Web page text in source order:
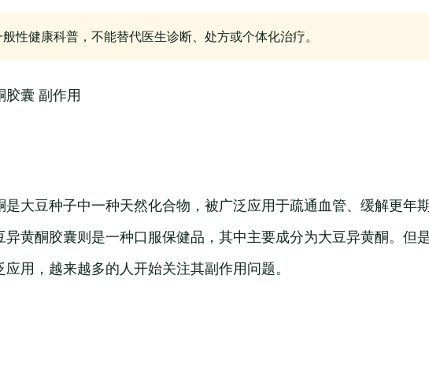
性健康科普，不能替代医生诊断、处方或个体化治疗。
胶囊 副作用
是大豆种子中一种天然化合物，被广泛应用于疏通血管、缓解更年
异黄酮胶囊则是一种口服保健品，其中主要成分为大豆异黄酮。但
应用，越来越多的人开始关注其副作用问题。